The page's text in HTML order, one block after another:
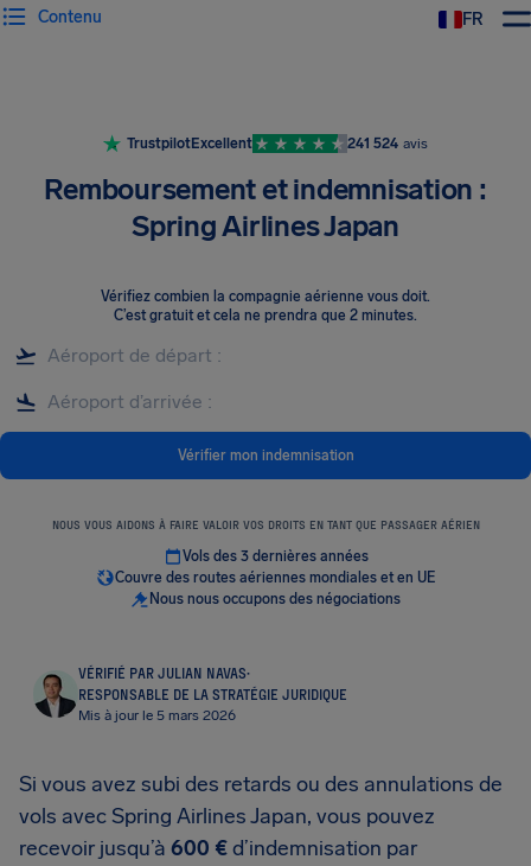
FR
Contenu
TrustpilotExcellent 241 524 avis
Remboursement et indemnisation :
Spring Airlines Japan
Vérifiez combien la compagnie aérienne vous doit.
C’est gratuit et cela ne prendra que 2 minutes.
Vérifier mon indemnisation
NOUS VOUS AIDONS À FAIRE VALOIR VOS DROITS EN TANT QUE PASSAGER AÉRIEN
Vols des 3 dernières années
Couvre des routes aériennes mondiales et en UE
Nous nous occupons des négociations
VÉRIFIÉ PAR JULIAN NAVAS·
RESPONSABLE DE LA STRATÉGIE JURIDIQUE
Mis à jour le 5 mars 2026
Si vous avez subi des retards ou des annulations de
vols avec Spring Airlines Japan, vous pouvez
recevoir jusqu’à 600 €d’indemnisation par